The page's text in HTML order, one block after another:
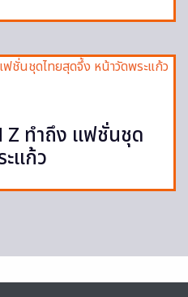
Z ทำถึง แฟชั่นชุด
แก้ว